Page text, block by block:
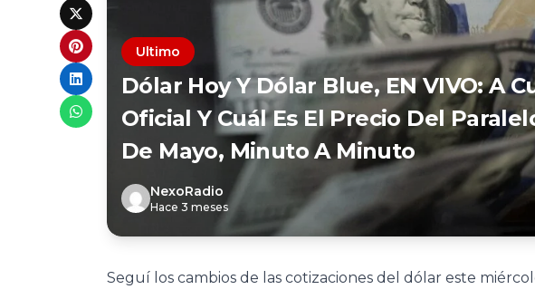
Ultimo
Dólar Hoy Y Dólar Blue, EN VIVO: A
Oficial Y Cuál Es El Precio Del
De Mayo, Minuto A Minuto
NexoRadio
Hace 3 meses
Seguí los cambios de las cotizaciones del dólar este